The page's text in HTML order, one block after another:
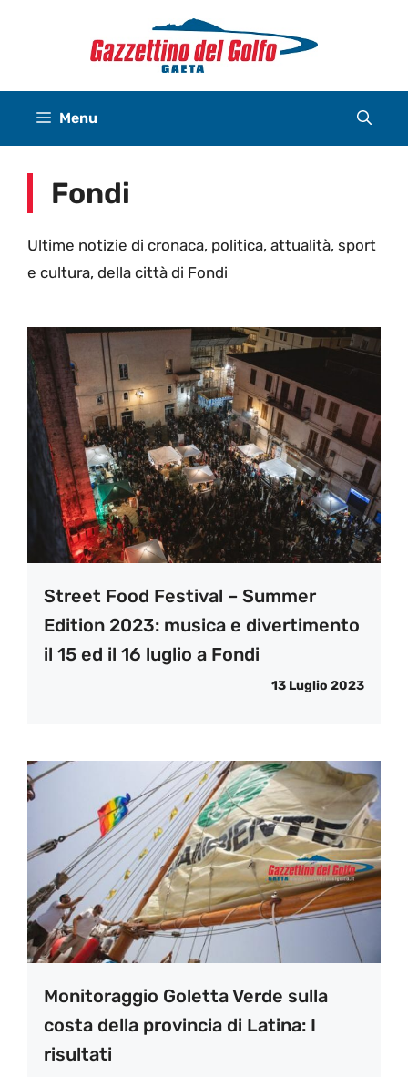
Menu
Fondi
Ultime notizie di cronaca, politica, attualità, sport
e cultura, della città di Fondi
Street Food Festival – Summer
Edition 2023: musica e divertimento
il 15 ed il 16 luglio a Fondi
13 Luglio 2023
Monitoraggio Goletta Verde sulla
costa della provincia di Latina: I
risultati